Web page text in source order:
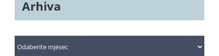
Arhiva
Arhiva